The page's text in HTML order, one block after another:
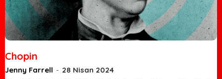
Chopin
Jenny Farrell - 28 Nisan 2024